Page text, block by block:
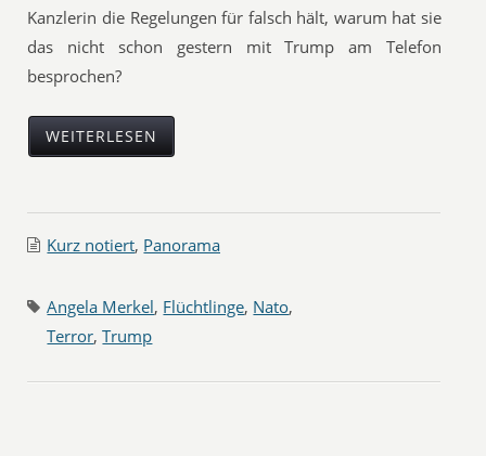
Kanzlerin die Regelungen für falsch hält, warum hat sie
das nicht schon gestern mit Trump am Telefon
besprochen?
WEITERLESEN
Kurz notiert, Panorama
Angela Merkel, Flüchtlinge, Nato,
Terror,Trump